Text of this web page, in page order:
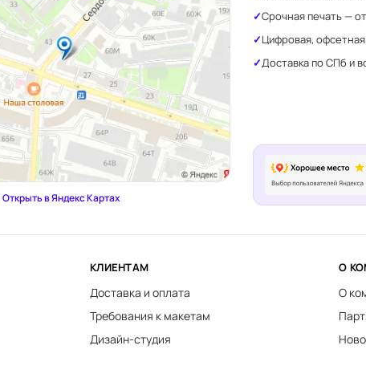
·Открыть в Яндекс Картах
Срочная печать —
Цифровая,
Доставка по СПб и
КЛИЕНТАМ
Доставка и оплата
Требования к макетам
Дизайн-студия
О
О